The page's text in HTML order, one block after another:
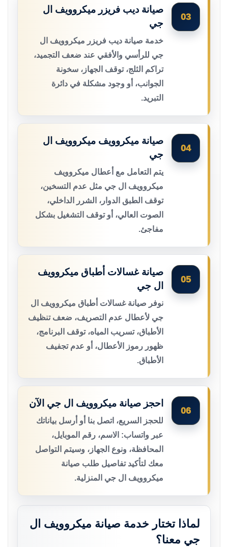
03
صيانة ديب فريزر ميكروويف ال
جي
خدمة صيانة ديب فريزر ميكروويف ال
جي للرأسي والأفقي عند ضعف التجميد،
تراكم الثلج، توقف الجهاز، سخونة
الجوانب، أو وجود مشكلة في دائرة
التبريد.
04
صيانة ميكروويف ميكروويف ال
جي
يتم التعامل مع أعطال ميكروويف
ميكروويف ال جي مثل عدم التسخين،
توقف الطبق الدوار، الشرر الداخلي،
الصوت العالي، أو توقف التشغيل بشكل
مفاجئ.
05
صيانة غسالات أطباق ميكروويف
ال جي
نوفر صيانة غسالات أطباق ميكروويف ال
جي لأعطال عدم التصريف، ضعف تنظيف
الأطباق، تسريب المياه، توقف البرنامج،
ظهور رموز الأعطال، أو عدم تجفيف
الأطباق.
06
احجز صيانة ميكروويف ال جي الآن
للحجز السريع، اتصل بنا أو أرسل بياناتك
عبر واتساب: الاسم، رقم الموبايل،
المحافظة، ونوع الجهاز، وسيتم التواصل
معك لتأكيد تفاصيل طلب صيانة
ميكروويف ال جي المنزلية.
لماذا تختار خدمة صيانة ميكروويف ال
جي معنا؟